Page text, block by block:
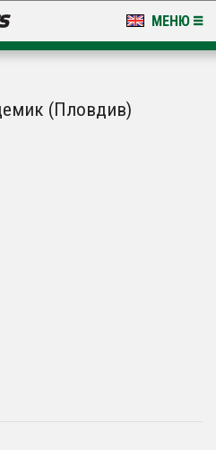
МЕНЮ
(Пловдив)